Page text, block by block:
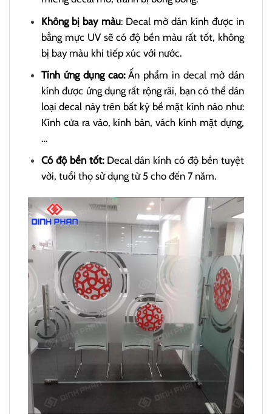
Không bị bay màu: Decal mờ dán kính được in
bằng mực UV sẽ có độ bền màu rất tốt, không
bị bay màu khi tiếp xúc với nước.
Tính ứng dụng cao:Ấn phẩm in decal mờ dán
kính được ứng dụng rất rộng rãi, bạn có thể dán
loại decal này trên bất kỳ bề mặt kính nào như:
Kính cửa ra vào, kính bàn, vách kính mặt dựng,
…
Có độ bền tốt:Decal dán kính có độ bền tuyệt
vời, tuổi thọ sử dụng từ 5 cho đến 7 năm.